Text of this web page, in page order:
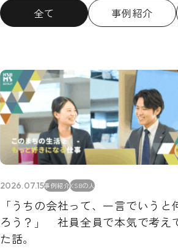
全て 事例紹介
2026.07.15事例紹介KSBの人
「うちの会社って、一言でいうと
ろう？」 社員全員で本気で考え
た話。